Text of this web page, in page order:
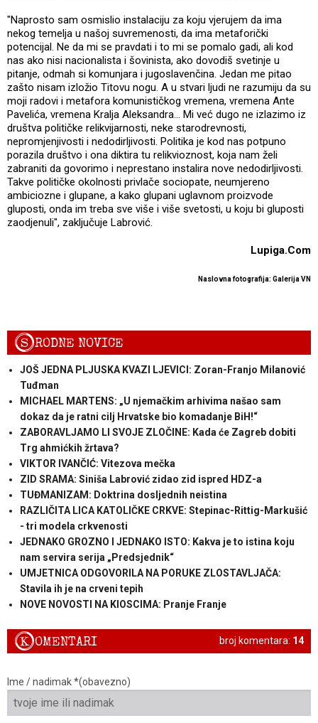
"Naprosto sam osmislio instalaciju za koju vjerujem da ima
nekog temelja u našoj suvremenosti, da ima metaforički
potencijal. Ne da mi se pravdati i to mi se pomalo gadi, ali kod
nas ako nisi nacionalista i šovinista, ako dovodiš svetinje u
pitanje, odmah si komunjara i jugoslavenčina. Jedan me pitao
zašto nisam izložio Titovu nogu. A u stvari ljudi ne razumiju da su
moji radovi i metafora komunističkog vremena, vremena Ante
Pavelića, vremena Kralja Aleksandra... Mi već dugo ne izlazimo iz
društva političke relikvijarnosti, neke starodrevnosti,
nepromjenjivosti i nedodirljivosti. Politika je kod nas potpuno
porazila društvo i ona diktira tu relikvioznost, koja nam želi
zabraniti da govorimo i neprestano instalira nove nedodirljivosti.
Takve političke okolnosti privlače sociopate, neumjereno
ambiciozne i glupane, a kako glupani uglavnom proizvode
gluposti, onda im treba sve više i više svetosti, u koju bi gluposti
zaodjenuli", zaključuje Labrović.
Lupiga.Com
Naslovna fotografija: Galerija VN
SRODNE NOVICE
JOŠ JEDNA PLJUSKA KVAZI LJEVICI: Zoran-Franjo Milanović
Tuđman
MICHAEL MARTENS: „U njemačkim arhivima našao sam
dokaz da je ratni cilj Hrvatske bio komadanje BiH!“
ZABORAVLJAMO LI SVOJE ZLOČINE: Kada će Zagreb dobiti
Trg ahmićkih žrtava?
VIKTOR IVANČIĆ: Vitezova mečka
ZID SRAMA: Siniša Labrović zidao zid ispred HDZ-a
TUĐMANIZAM: Doktrina dosljednih neistina
RAZLIČITA LICA KATOLIČKE CRKVE: Stepinac-Rittig-Markušić
- tri modela crkvenosti
JEDNAKO GROZNO I JEDNAKO ISTO: Kakva je to istina koju
nam servira serija „Predsjednik“
UMJETNICA ODGOVORILA NA PORUKE ZLOSTAVLJAČA:
Stavila ih je na crveni tepih
NOVE NOVOSTI NA KIOSCIMA: Pranje Franje
broj komentara: 14
KOMENTARI
Ime / nadimak *(obavezno)